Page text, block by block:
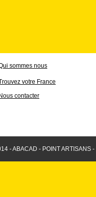
sommes nous
votre France
Nous contacter
- ABACAD - POINT ARTISANS